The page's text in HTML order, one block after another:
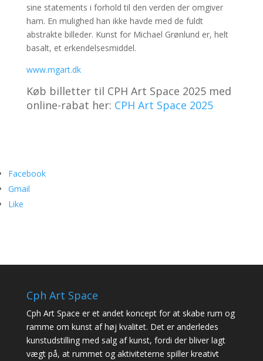
sine statements i forhold til den verden der omgiver
ham. En mulighed han ikke havde med de fuldt
abstrakte billeder. Kunst for Michael Grønlund er, helt
basalt, et erkendelsesmiddel.
www.mgart.dk
Køb billetter til CPH Art Space 2025 med
online-rabat her: CPH Art Space 2025
Facebook
Gmail
Like
Cph Art Space
Cph Art Space er et andet koncept for at skabe rum og
ramme om kunst af høj kvalitet. Det er anderledes
kunstudstilling med salg af kunst, fordi der bliver lagt
vægt på, at rummet og aktiviteterne spiller kreativt